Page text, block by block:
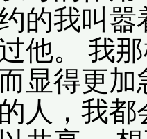
的我叫
他。 我
显得更
人，我